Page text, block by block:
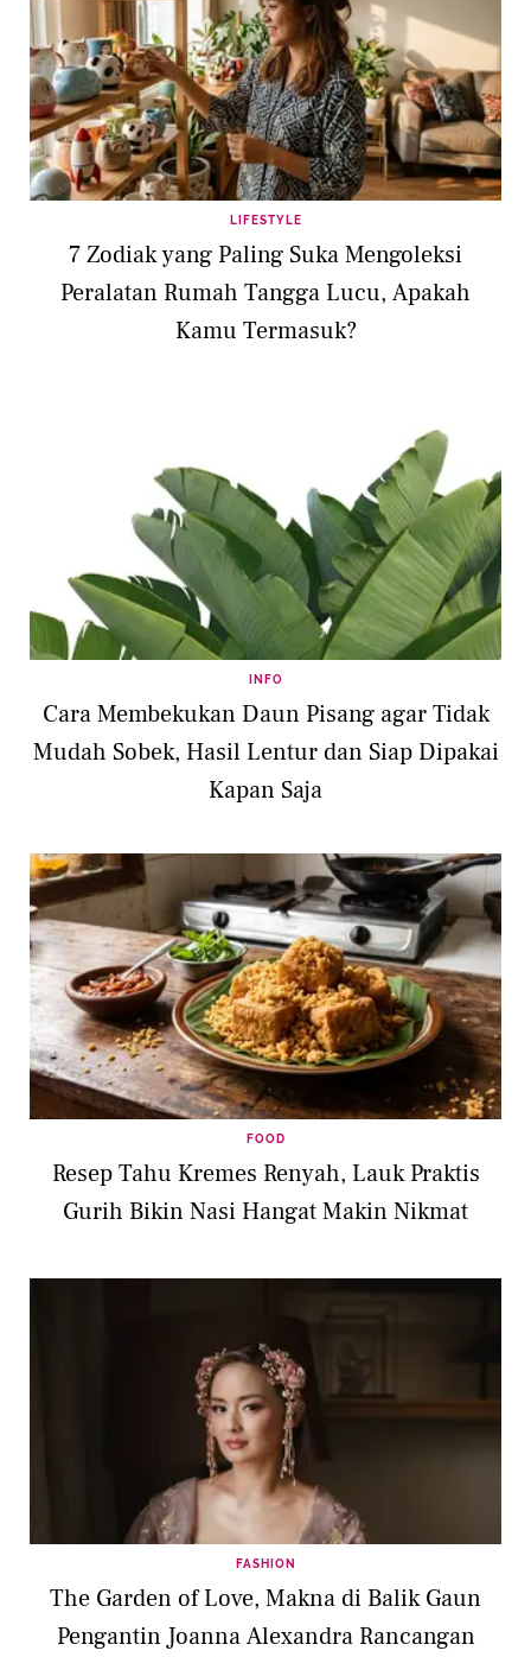
LIFESTYLE
7 Zodiak yang Paling Suka Mengoleksi
Peralatan Rumah Tangga Lucu, Apakah
Kamu Termasuk?
INFO
Cara Membekukan Daun Pisang agar Tidak
Mudah Sobek, Hasil Lentur dan Siap Dipakai
Kapan Saja
FOOD
Resep Tahu Kremes Renyah, Lauk Praktis
Gurih Bikin Nasi Hangat Makin Nikmat
FASHION
The Garden of Love, Makna di Balik Gaun
Pengantin Joanna Alexandra Rancangan